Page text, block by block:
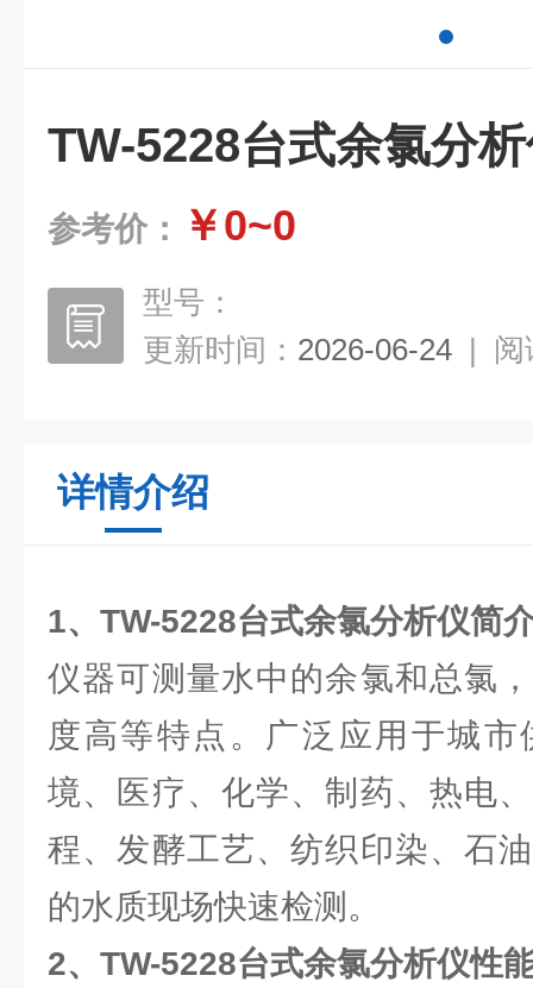
TW-5228台式余氯分
参考价： ￥0~0
型号：
更新时间： 2026-06-24 | 阅
详情介绍
1、 TW-5228台式余氯分析仪简
仪器可测量水中的余氯和总氯
度高等特点。广泛应用于城
境、医疗、化学、制药、热电
程、发酵工艺、纺织印染、石
的水质现场快速检测。
2、 TW-5228台式余氯分析仪性